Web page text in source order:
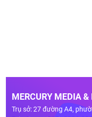
MERCURY MEDIA
Trụ sở: 27 đường A4,